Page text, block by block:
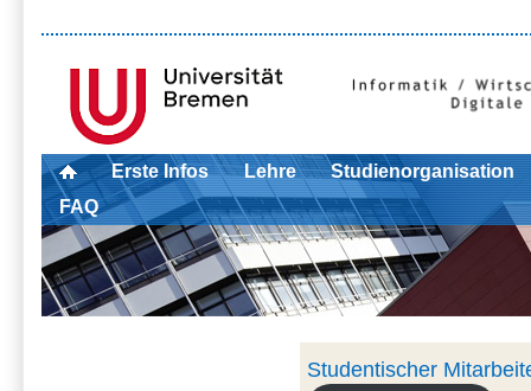
Erste Infos Lehre
Studienorganisation
FAQ
Studentischer